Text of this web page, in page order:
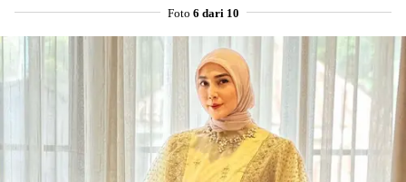
Foto 6 dari 10